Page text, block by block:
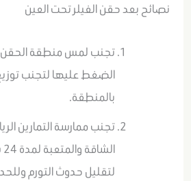
نصائح بعد حقن الفيلر تحت العين
تجنب لمس منطقة الحقن
الضغط عليها لتجنب
بالمنطقة.
تجنب ممارسة التمارين
لتقليل حدوث التورم وللحد